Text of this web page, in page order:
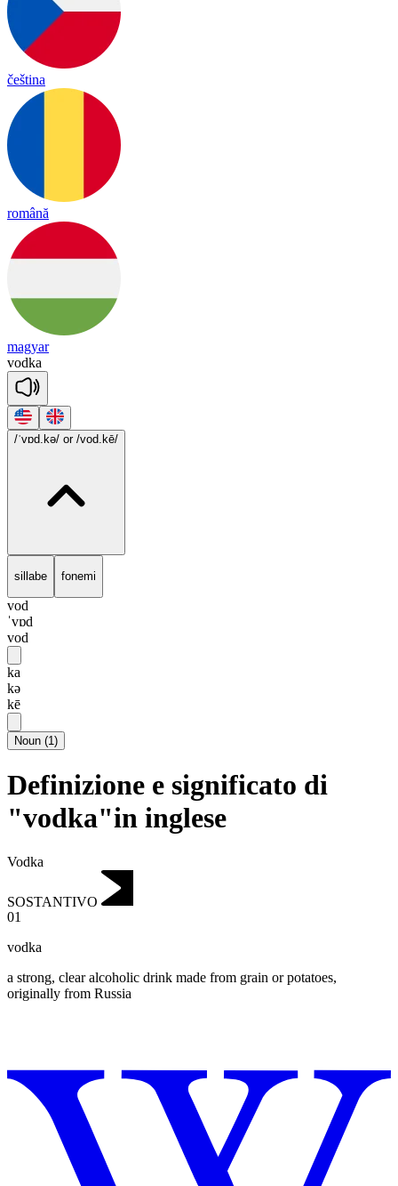
čeština
română
magyar
vodka
/ˈvɒd.kə/ or /vod.kē/
sillabe fonemi
vod
ˈvɒd
vod
ka
kə
kē
Noun (1)
Definizione e significato di
"vodka"in inglese
Vodka
SOSTANTIVO
01
vodka
a strong, clear alcoholic drink made from grain or potatoes,
originally from Russia